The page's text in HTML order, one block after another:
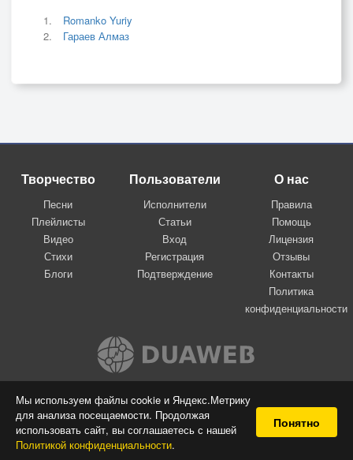
Мы используем файлы cookie и Яндекс.Метрику
для анализа посещаемости. Продолжая
использовать сайт, вы соглашаетесь с нашей
Политикой конфиденциальности.
Понятно
Romanko Yuriy
Гараев Алмаз
Творчество
Песни
Плейлисты
Видео
Стихи
Блоги
Пользователи
Исполнители
Статьи
Вход
Регистрация
Подтверждение
О нас
Правила
Помощь
Лицензия
Отзывы
Контакты
Политика
конфиденциальности
Вконтакте
© 2009-2026 Я-пою
Музыкальный сайт самовыражения